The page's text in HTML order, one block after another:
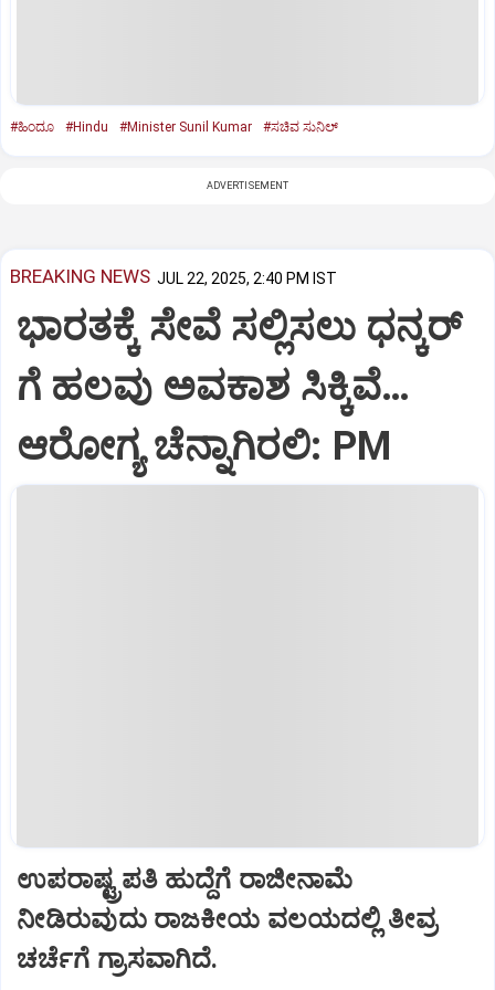
#ಹಿಂದೂ #Hindu #Minister Sunil Kumar #ಸಚಿವ ಸುನಿಲ್
ADVERTISEMENT
BREAKING NEWS JUL 22, 2025, 2:40 PM IST
ಭಾರತಕ್ಕೆ ಸೇವೆ ಸಲ್ಲಿಸಲು ಧನ್ಕರ್‌
ಗೆ ಹಲವು ಅವಕಾಶ ಸಿಕ್ಕಿವೆ…
ಆರೋಗ್ಯ ಚೆನ್ನಾಗಿರಲಿ: PM
ಉಪರಾಷ್ಟ್ರಪತಿ ಹುದ್ದೆಗೆ ರಾಜೀನಾಮೆ
ನೀಡಿರುವುದು ರಾಜಕೀಯ ವಲಯದಲ್ಲಿ ತೀವ್ರ
ಚರ್ಚೆಗೆ ಗ್ರಾಸವಾಗಿದೆ.